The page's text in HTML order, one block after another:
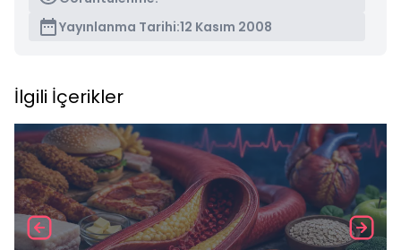
Yayınlanma Tarihi:12 Kasım 2008
İlgili İçerikler